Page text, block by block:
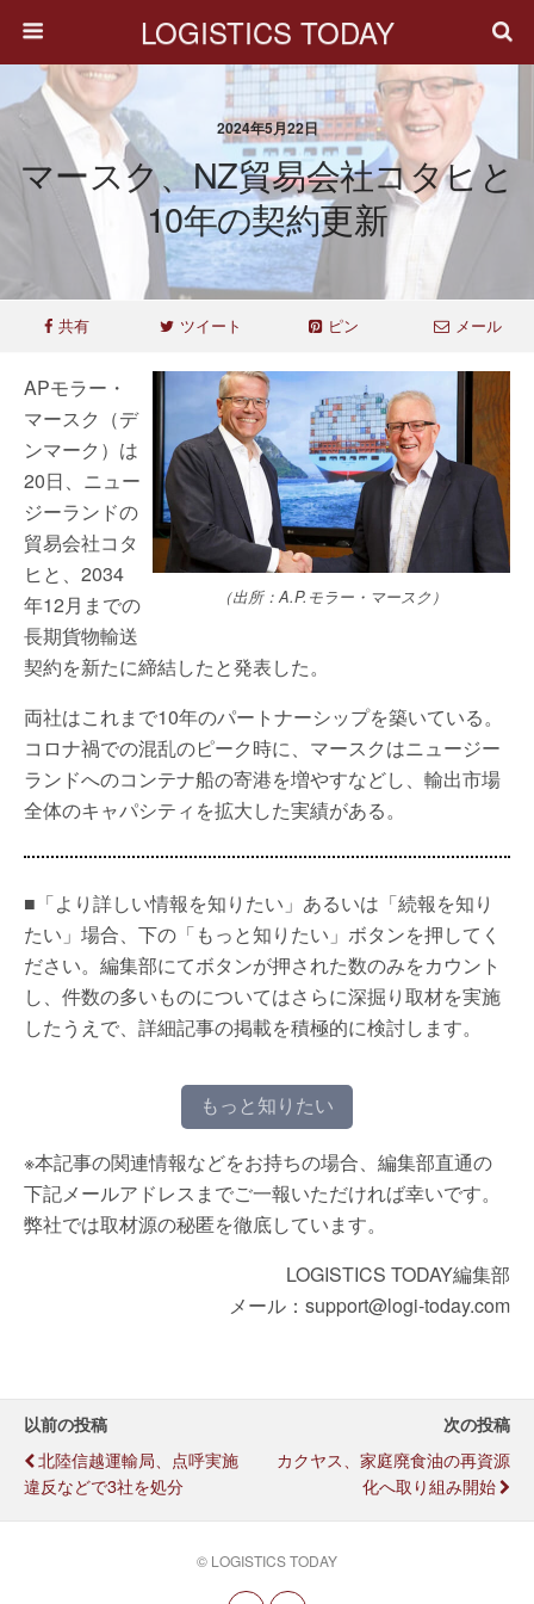
LOGISTICS TODAY
2024年5月22日
マースク、NZ貿易会社コタヒと
10年の契約更新
共有 ツイート ピン メール
（出所：A.P.モラー・マースク）
APモラー・
マースク（デ
ンマーク）は
20日、ニュー
ジーランドの
貿易会社コタ
ヒと、2034
年12月までの
長期貨物輸送
契約を新たに締結したと発表した。
両社はこれまで10年のパートナーシップを築いている。
コロナ禍での混乱のピーク時に、マースクはニュージー
ランドへのコンテナ船の寄港を増やすなどし、輸出市場
全体のキャパシティを拡大した実績がある。
■「より詳しい情報を知りたい」あるいは「続報を知り
たい」場合、下の「もっと知りたい」ボタンを押してく
ださい。編集部にてボタンが押された数のみをカウント
し、件数の多いものについてはさらに深掘り取材を実施
したうえで、詳細記事の掲載を積極的に検討します。
もっと知りたい
※本記事の関連情報などをお持ちの場合、編集部直通の
下記メールアドレスまでご一報いただければ幸いです。
弊社では取材源の秘匿を徹底しています。
LOGISTICS TODAY編集部
メール：support@logi-today.com
以前の投稿
北陸信越運輸局、点呼実施
違反などで3社を処分
次の投稿
カクヤス、家庭廃食油の再資源
化へ取り組み開始
© LOGISTICS TODAY